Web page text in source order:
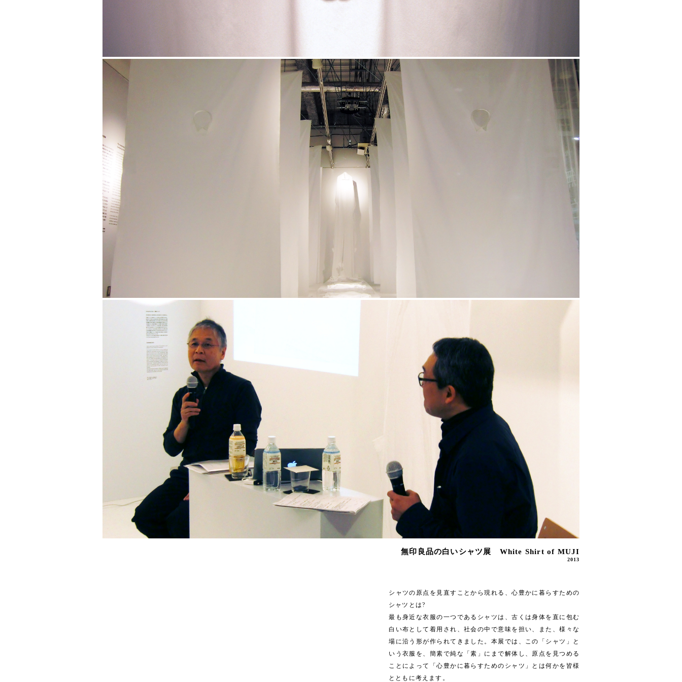
無印良品の白いシャツ展 White Shirt of MUJI
2013
シャツの原点を見直すことから現れる、心豊かに暮らすための
シャツとは?
最も身近な衣服の一つであるシャツは、古くは身体を直に包む
白い布として着用され、社会の中で意味を担い、また、様々な
場に沿う形が作られてきました。本展では、この「シャツ」と
いう衣服を、簡素で純な「素」にまで解体し、原点を見つめる
ことによって「心豊かに暮らすためのシャツ」とは何かを皆様
とともに考えます。